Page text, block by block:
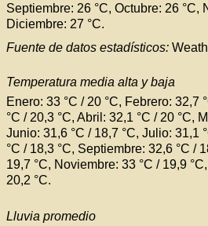
Septiembre: 26 °C, Octubre: 26 °C,
Diciembre: 27 °C.
Fuente de datos estadísticos:
Temperatura media alta y baja
Enero: 33 °C / 20 °C, Febrero: 32,7
°C / 20,3 °C, Abril: 32,1 °C / 20 °C,
Junio: 31,6 °C / 18,7 °C, Julio: 31,1
°C / 18,3 °C, Septiembre: 32,6 °C /
19,7 °C, Noviembre: 33 °C / 19,9 °C
20,2 °C.
Lluvia promedio